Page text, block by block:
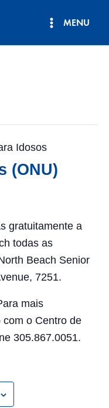
MENU
Idosos
(ONU)
gratuitamente a
todas as
Beach Senior
7251.
mais
com o Centro de
305.867.0051.